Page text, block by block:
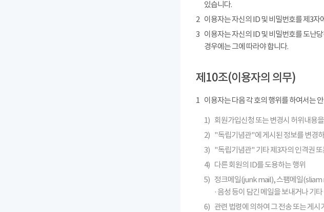
있습니다.
2 이용자는 자신의 ID 및 비밀번호를 제3자
3 이용자는 자신의 ID 및 비밀번호를 도난
경우에는 그에 따라야 합니다.
제10조(이용자의 의무)
1 이용자는 다음 각 호의 행위를 하여서는
1) 회원가입신청 또는 변경시 허위내용
2) "독립기념관"에 게시된 정보를 변경
3) "독립기념관" 기타 제3자의 인격권
4) 다른 회원의 ID를 도용하는 행위
5) 정크메일(junk mail), 스팸메일(sliam
· 음성 등이 담긴 메일을 보내거나 기
6) 관련 법령에 의하여 그 전송 또는 게